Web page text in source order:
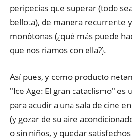
peripecias que superar (todo
bellota), de manera recurrente
monótonas (¿qué más puede
que nos riamos con ella?).
Así pues, y como producto
"Ice Age: El gran cataclismo" es
para acudir a una sala de cine
(y gozar de su aire
o sin niños, y quedar